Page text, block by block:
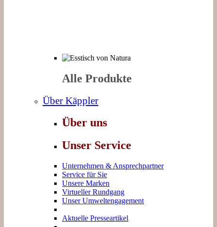
Alle Produkte
Über Käppler
Über uns
Unser Service
Unternehmen & Ansprechpartner
Service für Sie
Unsere Marken
Virtueller Rundgang
Unser Umweltengagement
Aktuelle Presseartikel